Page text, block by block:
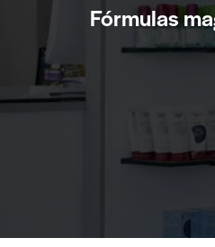
Fórmulas